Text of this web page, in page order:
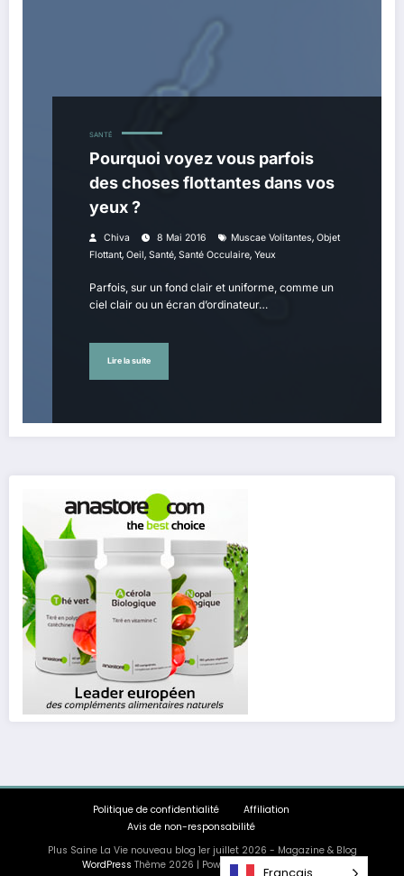
SANTÉ
Pourquoi voyez vous parfois
des choses flottantes dans vos
yeux ?
Chiva 8 Mai 2016 Muscae Volitantes, Objet
Flottant, Oeil, Santé, Santé Occulaire, Yeux
Parfois, sur un fond clair et uniforme, comme un
ciel clair ou un écran d’ordinateur…
Lire la suite
Politique de confidentialité
Affiliation
Avis de non-responsabilité
Plus Saine La Vie nouveau blog 1er juillet 2026 - Magazine & Blog
WordPress Thème 2026 | Powered By